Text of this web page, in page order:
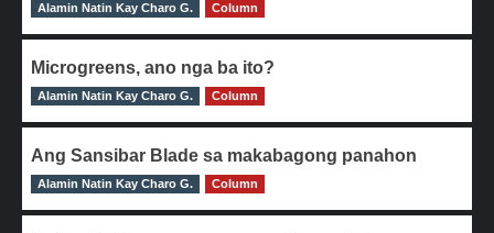
0
Alamin Natin Kay Charo G. Column
Microgreens, ano nga ba ito?
0
Alamin Natin Kay Charo G. Column
Ang Sansibar Blade sa makabagong panahon
0
Alamin Natin Kay Charo G. Column